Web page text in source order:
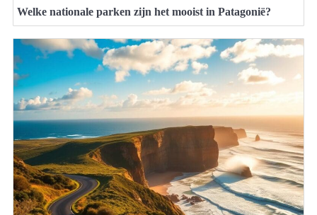
Welke nationale parken zijn het mooist in Patagonië?